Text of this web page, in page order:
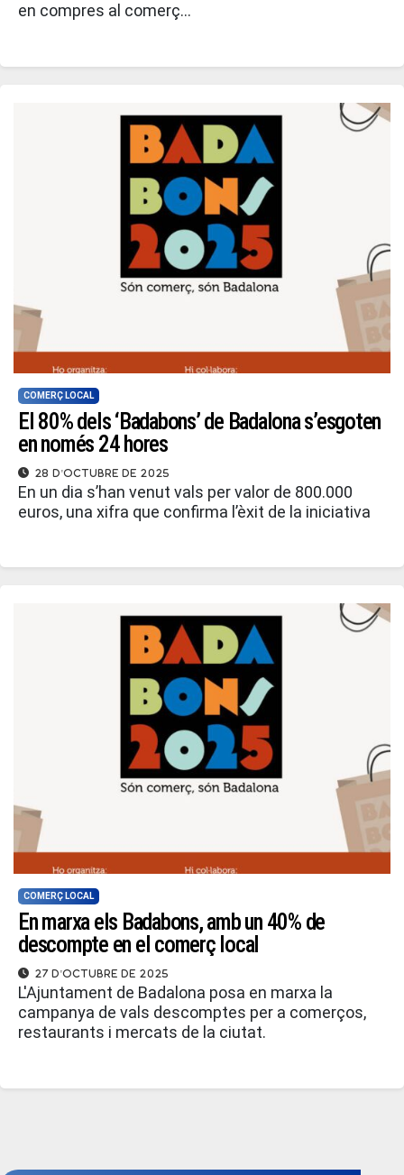
en compres al comerç…
COMERÇ LOCAL
El 80% dels ‘Badabons’ de Badalona s’esgoten
en només 24 hores
28 d'octubre de 2025
En un dia s’han venut vals per valor de 800.000
euros, una xifra que confirma l’èxit de la iniciativa
COMERÇ LOCAL
En marxa els Badabons, amb un 40% de
descompte en el comerç local
27 d'octubre de 2025
L'Ajuntament de Badalona posa en marxa la
campanya de vals descomptes per a comerços,
restaurants i mercats de la ciutat.